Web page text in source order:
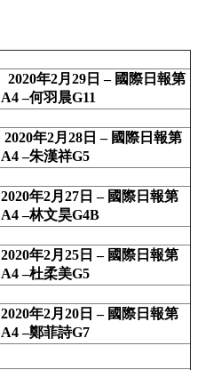
2020年2月29日 – 國際日報第
A4 –何羽晨G11
2020年2月28日 – 國際日報第
A4 –朱漢祥G5
2020年2月27日 – 國際日報第
A4 –林文昊G4B
2020年2月25日 – 國際日報第
A4 –杜柔美G5
2020年2月20日 – 國際日報第
A4 –鄭菲詩G7